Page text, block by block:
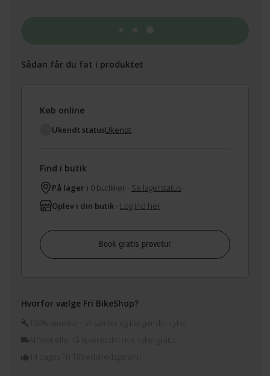
Sådan får du fat i produktet
Køb online
Ukendt statusUkendt
Find i butik
På lager i 0 butikker - Se lagerstatus
Oplev i din butik - Log ind her
Book gratis prøvetur
Hvorfor vælge Fri BikeShop?
100% køreklar - Vi samler og klargør din cykel
14 dages Fri Tilfredshedsgaranti